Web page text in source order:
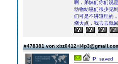
啊，弟妹们你们说
动物幼崽们很少见
们可是不讲道理的
烧大点，我去去就
#478381 von
IP: saved